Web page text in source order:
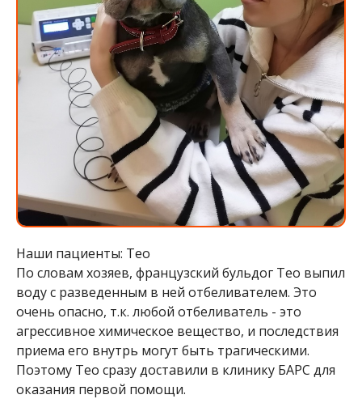
Наши пациенты: Тео
По словам хозяев, французский бульдог Тео выпил
воду с разведенным в ней отбеливателем. Это
очень опасно, т.к. любой отбеливатель - это
агрессивное химическое вещество, и последствия
приема его внутрь могут быть трагическими.
Поэтому Тео сразу доставили в клинику БАРС для
оказания первой помощи.